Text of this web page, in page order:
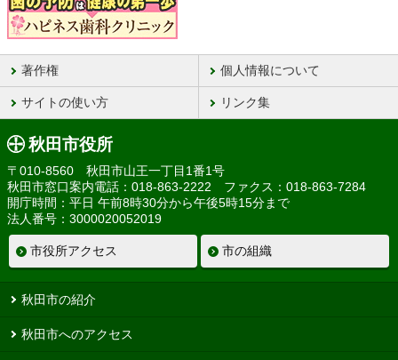
著作権 個人情報について
サイトの使い方 リンク集
秋田市役所
〒010-8560 秋田市山王一丁目1番1号
秋田市窓口案内電話：018-863-2222 ファクス：018-863-7284
開庁時間：平日 午前8時30分から午後5時15分まで
法人番号：3000020052019
市役所アクセス 市の組織
秋田市の紹介
秋田市へのアクセス